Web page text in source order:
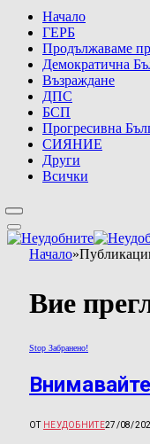
Начало
ГЕРБ
Продължаваме
Демократична
Възраждане
ДПС
БСП
Прогресивна
СИЯНИЕ
Други
Всички
Начало»
Вие
Stop Забранено!
ОТ НЕУДОБНИТЕ27/08/